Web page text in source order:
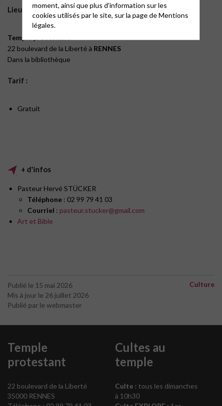
Lieu :
Temple protestant
22 boulevard de la Liberté à RENNES
Dans la bibliothèque
Tarif :
Gratuit
+ d'infos
Pasteur Hervé STÜCKER
Téléphone : 02 99 79 41 03
Courriel : pasteur.stucker@gmail.com
Art et Bible
Publié le 15 mai 2026
Mis à jour le 26 juillet 2026
Publié par le webmaster
Culture
Temple
protestant
22 boulevard de la Liberté
35000 RENNES
Cultes au
temple
Culte : tous les dimanches
à 10h30
moment, ainsi que plus d'information sur les
cookies utilisés par le site, sur la page deMentions
légales.